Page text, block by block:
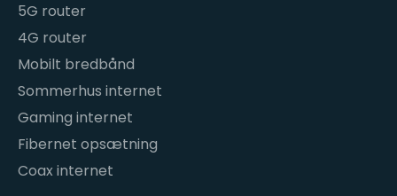
5G router
4G router
Mobilt bredbånd
Sommerhus internet
Gaming internet
Fibernet opsætning
Coax internet